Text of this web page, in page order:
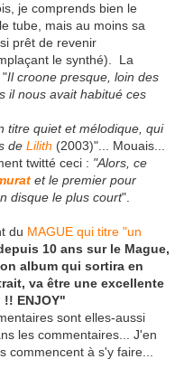
je comprends bien le
tube, mais au moins sa
prêt de revenir
le synthé). La
"Il croone presque, loin des
il nous avait habitué ces
titre quiet et mélodique, qui
de Lilith (2003)"... Mouais...
twitté ceci : "Alors, ce
et le premier pour
disque le plus court".
du MAGUE qui titre "un
10 ans sur le Mague,
album qui sortira en
va être une excellente
!! ENJOY"
sont elles-aussi
les commentaires... J'en
commencent à s'y faire...